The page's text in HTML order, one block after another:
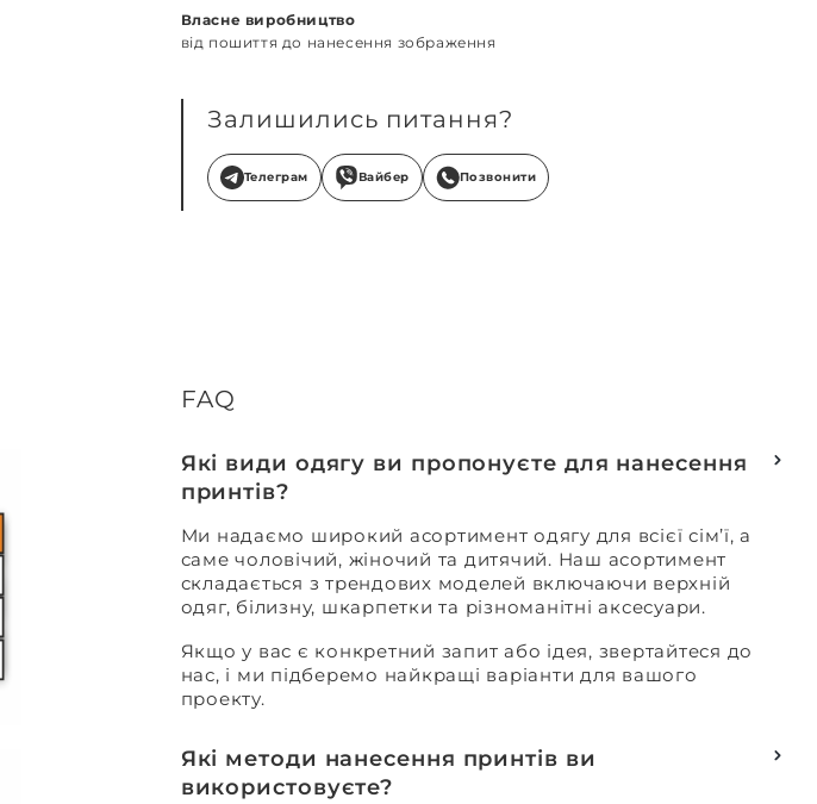
Власне виробництво
від пошиття до нанесення зображення
Залишились питання?
Телеграм Вайбер Позвонити
FAQ
Які види одягу ви пропонуєте для нанесення
принтів?
Ми надаємо широкий асортимент одягу для всієї сім’ї, а
саме чоловічий, жіночий та дитячий. Наш асортимент
складається з трендових моделей включаючи верхній
одяг, білизну, шкарпетки та різноманітні аксесуари.
Якщо у вас є конкретний запит або ідея, звертайтеся до
нас, і ми підберемо найкращі варіанти для вашого
проекту.
Які методи нанесення принтів ви
використовуєте?